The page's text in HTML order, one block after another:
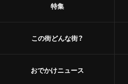
特集
この街どんな街？
おでかけニュース